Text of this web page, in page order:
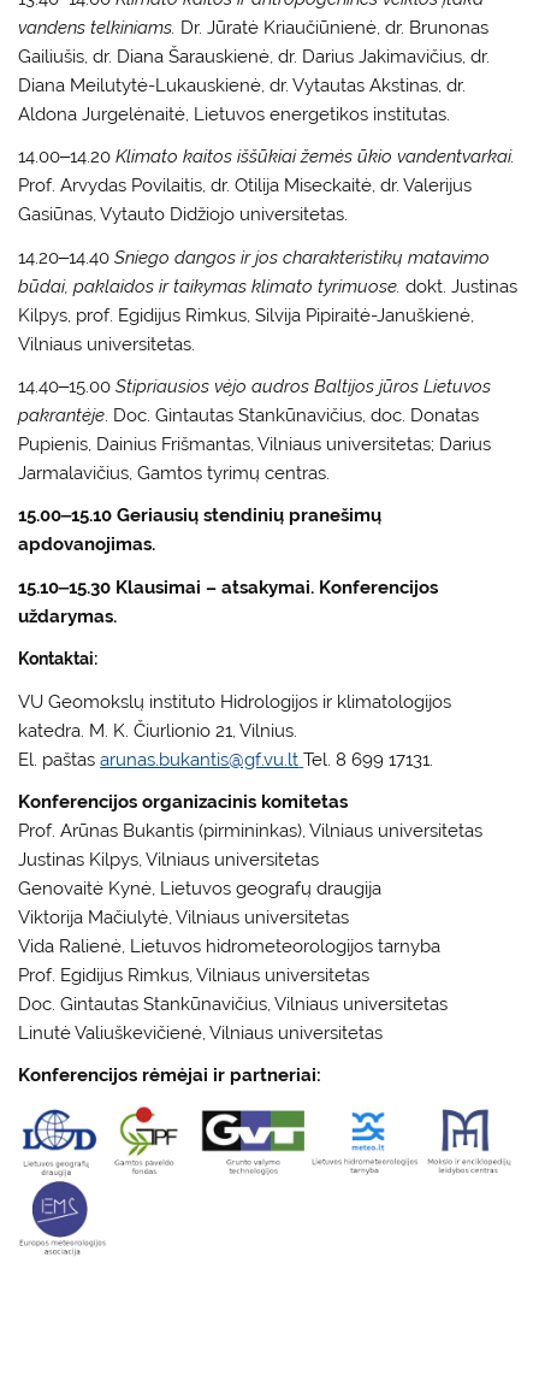
vandens telkiniams. Dr. Jūratė Kriaučiūnienė, dr. Brunonas
Gailiušis, dr. Diana Šarauskienė, dr. Darius Jakimavičius, dr.
Diana Meilutytė-Lukauskienė, dr. Vytautas Akstinas, dr.
Aldona Jurgelėnaitė, Lietuvos energetikos institutas.
14.00‒14.20Klimato kaitos iššūkiai žemės ūkio vandentvarkai.
Prof. Arvydas Povilaitis, dr. Otilija Miseckaitė, dr. Valerijus
Gasiūnas, Vytauto Didžiojo universitetas.
14.20‒14.40Sniego dangos ir jos charakteristikų matavimo
būdai, paklaidos ir taikymas klimato tyrimuose. dokt. Justinas
Kilpys, prof. Egidijus Rimkus, Silvija Pipiraitė-Januškienė,
Vilniaus universitetas.
14.40‒15.00Stipriausios vėjo audros Baltijos jūros Lietuvos
pakrantėje. Doc. Gintautas Stankūnavičius, doc. Donatas
Pupienis, Dainius Frišmantas, Vilniaus universitetas; Darius
Jarmalavičius, Gamtos tyrimų centras.
15.00‒15.10 Geriausių stendinių pranešimų
apdovanojimas.
15.10‒15.30 Klausimai – atsakymai. Konferencijos
uždarymas.
Kontaktai:
VU Geomokslų instituto Hidrologijos ir klimatologijos
katedra. M. K. Čiurlionio 21, Vilnius.
El. paštasarunas.bukantis@gf.vu.lt Tel. 8 699 17131.
Konferencijos organizacinis komitetas
Prof. Arūnas Bukantis (pirmininkas), Vilniaus universitetas
Justinas Kilpys, Vilniaus universitetas
Genovaitė Kynė, Lietuvos geografų draugija
Viktorija Mačiulytė, Vilniaus universitetas
Vida Ralienė, Lietuvos hidrometeorologijos tarnyba
Prof. Egidijus Rimkus, Vilniaus universitetas
Doc. Gintautas Stankūnavičius, Vilniaus universitetas
Linutė Valiuškevičienė, Vilniaus universitetas
Konferencijos rėmėjai ir partneriai: